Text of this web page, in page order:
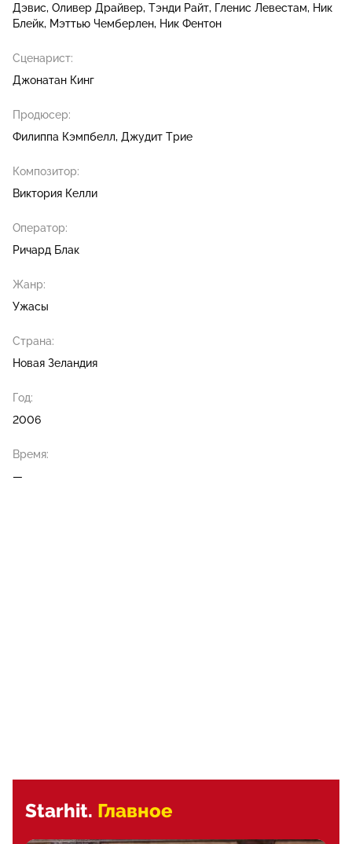
Дэвис Оливер Драйвер Тэнди Райт Гленис Левестам
Ник
Блейк Мэттью Чемберлен Ник Фентон
Сценарист:
Джонатан Кинг
Продюсер:
Филиппа Кэмпбелл Джудит Трие
Композитор:
Виктория Келли
Оператор:
Ричард Блак
Жанр:
Ужасы
Страна:
Новая Зеландия
Год:
2006
Время:
—
Starhit. Главное